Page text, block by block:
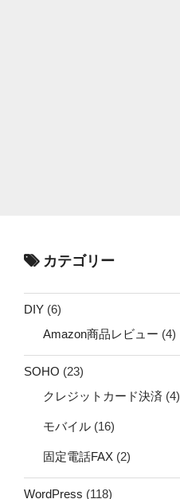
カテゴリー
DIY (6)
Amazon商品レビュー (4)
SOHO (23)
クレジットカード決済 (4)
モバイル (16)
固定電話FAX (2)
WordPress (118)